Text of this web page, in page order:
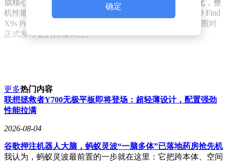
成核心卖点。配合ColorOS 16连续多年领先的流畅度优化，整
机性能达到新高度。此次开箱展示的功能升级，使OPPO Find
X9s Pro在系统体验层面形成差异化竞争优势，引发数码圈对
正式发布会的持续关注。
确定
更多热门内容
联想拯救者Y700无极平板即将登场：超轻薄设计，配置强劲
性能拉满
2026-08-04
谷歌押注机器人大脑，蚂蚁灵波“一脑多体”已落地药房抢先机
我认为，蚂蚁灵波最前置的一步就在这里：它把跨本体、空间